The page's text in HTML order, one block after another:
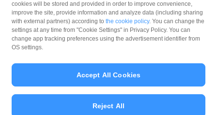
マネロン等基本方針
カスタマーハラスメントに関する当社の考え方
© PayPay Corporation
cookies will be stored and provided in order to improve convenience,
improve the site, provide information and analyze data (including sharing
with external partners) according to the cookie policy. You can change the
settings at any time from "Cookie Settings" in Privacy Policy. You can
change app tracking preferences using the advertisement identifier from
OS settings.
Reject All
Accept All Cookies